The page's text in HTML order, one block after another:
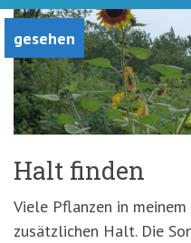
springen
(Accesskey
'3')Zur
Suche
springen
(Accesskey
'2')
gesehen
Halt finden
Viele Pflanzen in
zusätzlichen Halt. Die